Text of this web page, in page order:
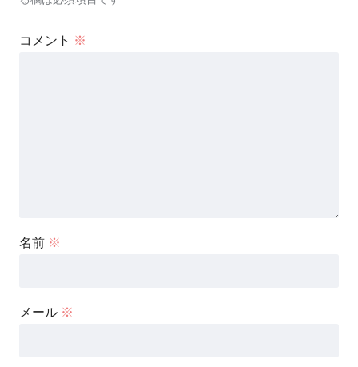
コメント ※
名前 ※
メール ※